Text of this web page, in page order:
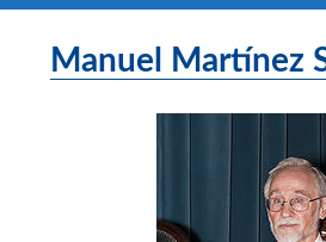
Manuel Martínez